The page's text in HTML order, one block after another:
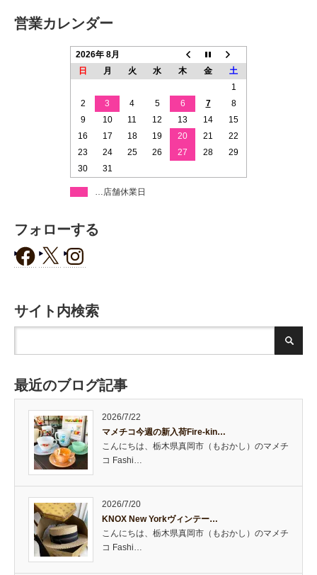
営業カレンダー
2026年 8月
日
月 火 水 木 金
土
1
2
3 4 5 6 7
8
9
10 11 12 13 14
15
16
17 18 19 20 21
22
23
24 25 26 27 28
29
30
31
…店舗休業日
フォローする
サイト内検索
最近のブログ記事
2026/7/22
マメチコ今週の新入荷Fire-kin…
こんにちは、栃木県真岡市（もおかし）のマメチ
コ Fashi…
2026/7/20
KNOX New Yorkヴィンテー…
こんにちは、栃木県真岡市（もおかし）のマメチ
コ Fashi…